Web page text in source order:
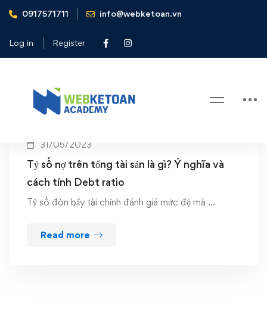
0917571711 info@webketoan.vn
Log in Register
Home Debt ratio
Tag: Debt ratio
31/05/2023
Tỷ số nợ trên tổng tài sản là gì? Ý nghĩa và
cách tính Debt ratio
Tỷ số đòn bẩy tài chính đánh giá mức độ mà …
Read more